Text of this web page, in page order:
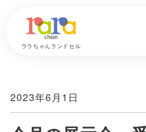
ララちゃんランドセル
2023年6月1日